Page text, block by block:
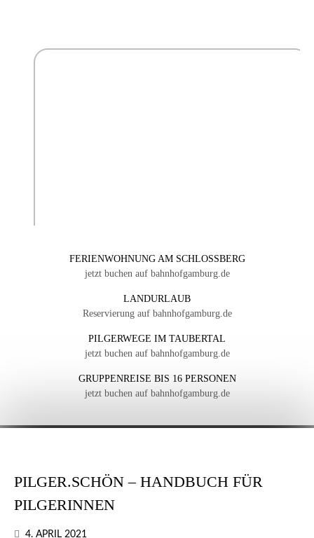
FERIENWOHNUNG AM SCHLOSSBERG
jetzt buchen auf bahnhofgamburg.de
LANDURLAUB
Reservierung auf bahnhofgamburg.de
PILGERWEGE IM TAUBERTAL
jetzt buchen auf bahnhofgamburg.de
GRUPPENREISE BIS 16 PERSONEN
jetzt buchen auf bahnhofgamburg.de
PILGER.SCHÖN – HANDBUCH FÜR
PILGERINNEN
4. APRIL 2021